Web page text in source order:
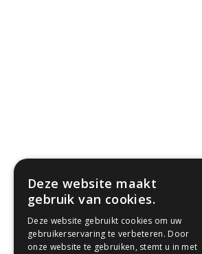
Deze website maakt
gebruik van cookies.
Deze website gebruikt cookies om uw
gebruikerservaring te verbeteren. Door
onze website te gebruiken, stemt u in met